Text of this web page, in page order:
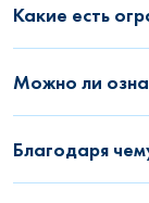
Какие есть
Можно ли
Благодаря